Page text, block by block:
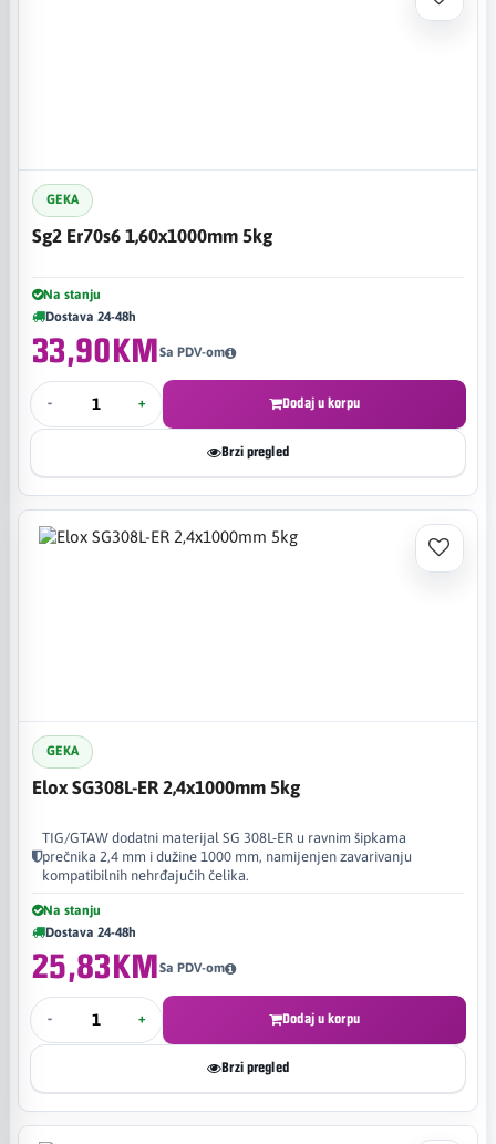
GEKA
Sg2 Er70s6 1,60x1000mm 5kg
Na stanju
Dostava 24-48h
33,90KMSa PDV-om
- + Dodaj u korpu
Brzi pregled
GEKA
Elox SG308L-ER 2,4x1000mm 5kg
TIG/GTAW dodatni materijal SG 308L-ER u ravnim šipkama
prečnika 2,4 mm i dužine 1000 mm, namijenjen zavarivanju
kompatibilnih nehrđajućih čelika.
Na stanju
Dostava 24-48h
25,83KMSa PDV-om
- + Dodaj u korpu
Brzi pregled